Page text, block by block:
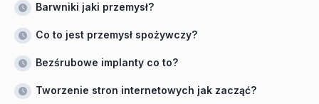
Barwniki jaki przemysł?
Co to jest przemysł spożywczy?
Bezśrubowe implanty co to?
Tworzenie stron internetowych jak zacząć?